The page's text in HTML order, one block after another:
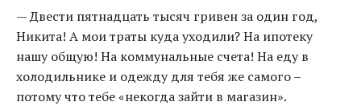
— Двести пятнадцать тысяч гривен за один год,
Никита! А мои траты куда уходили? На ипотеку
нашу общую! На коммунальные счета! На еду в
холодильнике и одежду для тебя же самого –
потому что тебе «некогда зайти в магазин».